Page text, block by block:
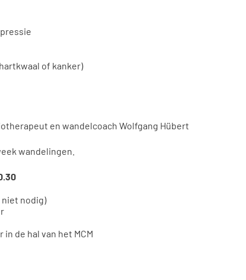
of kanker)
en wandelcoach Wolfgang Hübert
wandelingen.
niet nodig)
in de hal van het MCM